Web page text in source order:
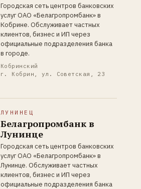
Городская сеть центров банковских
услуг ОАО «Белагропромбанк» в
Кобрине. Обслуживает частных
клиентов, бизнес и ИП через
официальные подразделения банка
в городе.
Кобринский
г. Кобрин, ул. Советская, 23
ЛУНИНЕЦ
Белагропромбанк в
Лунинце
Городская сеть центров банковских
услуг ОАО «Белагропромбанк» в
Лунинце. Обслуживает частных
клиентов, бизнес и ИП через
официальные подразделения банка